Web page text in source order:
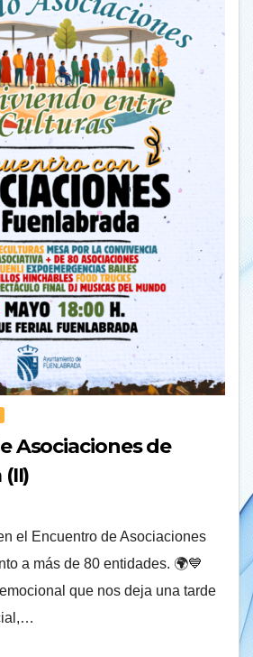
Asociaciones de
el Encuentro de Asociaciones
a más de 80 entidades. 🌍💙
que nos deja una tarde